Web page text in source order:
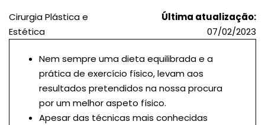
Cirurgia Plástica e
Estética
Última atualização:
07/02/2023
Nem sempre uma dieta equilibrada e a
prática de exercício físico, levam aos
resultados pretendidos na nossa procura
por um melhor aspeto físico.
Apesar das técnicas mais conhecidas